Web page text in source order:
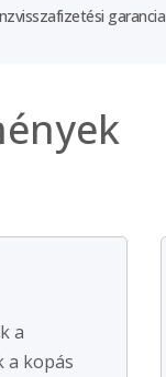
garancia
a
a kopás